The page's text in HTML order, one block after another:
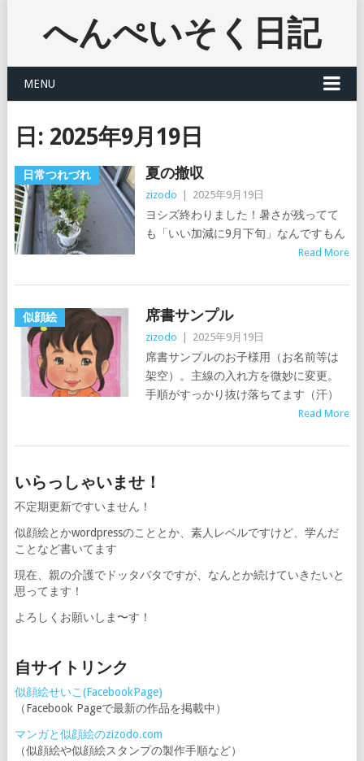
へんぺいそく日記
MENU
日: 2025年9月19日
日常つれづれ 夏の撤収
zizodo 2025年9月19日
ヨシズ終わりました！暑さが残ってて
も「いい加減に9月下旬」なんですもん
Read More
似顔絵 席書サンプル
zizodo 2025年9月19日
席書サンプルのお子様用（お名前等は
架空）。主線の入れ方を微妙に変更。
手順がすっかり抜け落ちてます（汗）
Read More
いらっしゃいませ！
不定期更新ですいません！
似顔絵とかwordpressのこととか、素人レベルですけど、学んだ
ことなど書いてます
現在、親の介護でドッタバタですが、なんとか続けていきたいと
思ってます！
よろしくお願いしま〜す！
自サイトリンク
似顔絵せいこ(FacebookPage)
（Facebook Pageで最新の作品を掲載中）
マンガと似顔絵のzizodo.com
（似顔絵や似顔絵スタンプの製作手順など）